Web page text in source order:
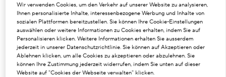
€55.00 €3.67/ml 15 ml
15 ml
€55.00
Wir verwenden Cookies, um den Verkehr auf unserer Website zu analysieren,
Ihnen personalisierte Inhalte, interessenbezogene Werbung und Inhalte von
sozialen Plattformen bereitzustellen. Sie können Ihre Cookie-Einstellungen
auswählen oder weitere Informationen zu Cookies erhalten, indem Sie auf
Personalisieren klicken. Weitere Informationen erhalten Sie ausserdem
jederzeit in unserer Datenschutzrichtlinie. Sie können auf Akzeptieren oder
Ablehnen klicken, um alle Cookies zu akzeptieren oder abzulehnen. Sie
können Ihre Zustimmung jederzeit widerrufen, indem Sie unten auf dieser
Website auf "Cookies der Webseite verwalten" klicken.